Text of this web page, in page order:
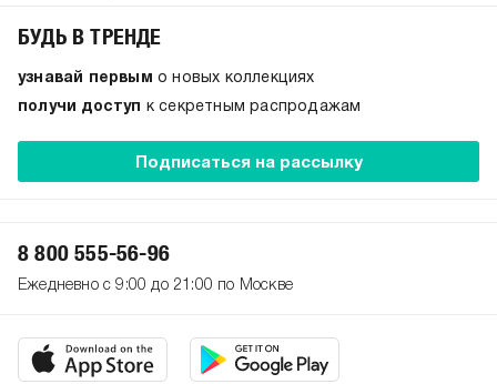
БУДЬ В ТРЕНДЕ
узнавай первым о новых коллекциях
получи доступ
к секретным распродажам
Подписаться на рассылку
8 800 555-56-96
Ежедневно с 9:00 до 21:00 по Москве